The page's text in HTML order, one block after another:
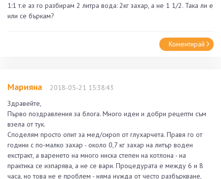
1:1 т.е аз го разбирам 2 литра вода: 2кг захар, а не 1 1/2. Така ли е
или се бъркам?
Коментирай
Марияна
2018-05-21 15:38:43
Здравейте,
Първо поздравления за блога. Много идеи и добри рецепти съм
взела от тук.
Споделям просто опит за мед/сироп от глухарчета. Правя го от
години с по-малко захар - около 0,7 кг захар на литър воден
екстракт, а варенето на много ниска степен на котлона - на
практика се изпарява, а не се вари. Процедурата е между 6 и 8
часа, но това не е проблем - няма нужда от често разбъркване,